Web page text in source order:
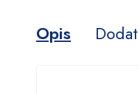
Opis